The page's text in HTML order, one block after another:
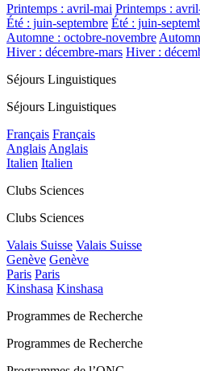
Printemps : avril-mai Printemps :
Été : juin-septembre Été : juin-
Automne : octobre-novembre
Hiver : décembre-mars Hiver :
Séjours Linguistiques
Séjours Linguistiques
Français Français
Anglais Anglais
Italien Italien
Clubs Sciences
Clubs Sciences
Valais Suisse Valais Suisse
Genève Genève
Paris Paris
Kinshasa Kinshasa
Programmes de Recherche
Programmes de Recherche